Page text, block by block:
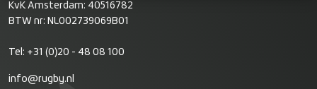
KvK Amsterdam: 40516782
BTW nr: NL002739069B01
Tel: +31 (0)20 - 48 08 100
info@rugby.nl